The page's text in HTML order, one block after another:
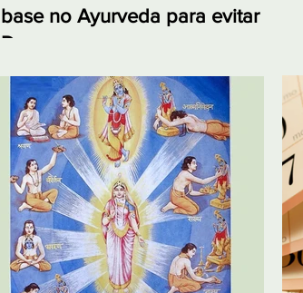
base no Ayurveda para evitar a
Doença